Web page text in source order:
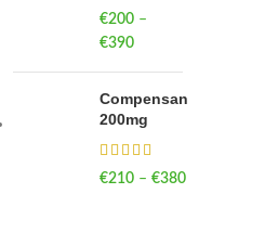
€200 –
€390
through
Compensan
200mg
€210 – €380